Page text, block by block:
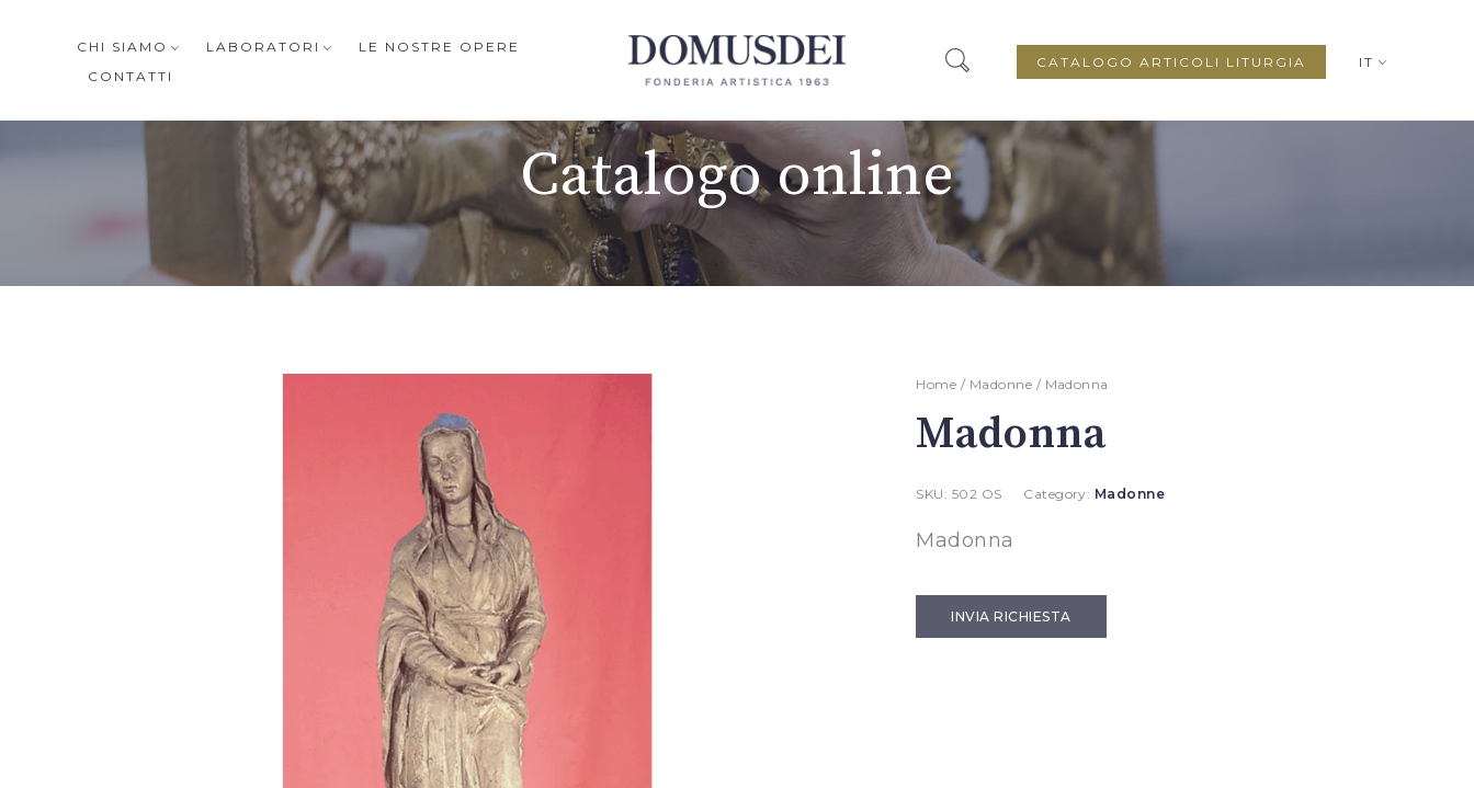
CHI SIAMO LABORATORI
LE NOSTRE OPERE
CONTATTI
IT
CATALOGO ARTICOLI LITURGIA
Catalogo online
Home / Madonne / Madonna
Madonna
SKU: 502 OS Category: Madonne
Madonna
INVIA RICHIESTA